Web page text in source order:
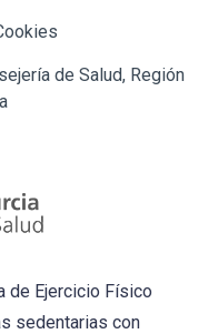
de Salud, Región
de Ejercicio Físico
sedentarias con